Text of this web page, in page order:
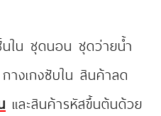
ใน ชุดนอน ชุดว่ายน้ำ
งเกงซับใน สินค้าลด
และสินค้ารหัสขึ้นต้นด้วย